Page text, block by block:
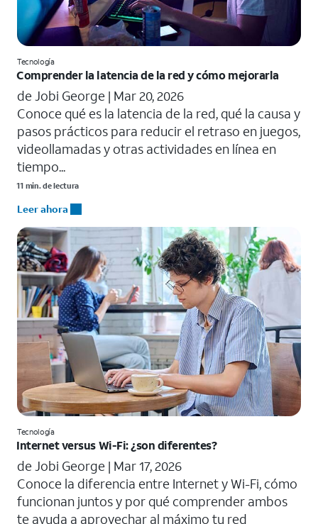
Tecnología
Comprender la latencia de la red y cómo mejorarla
de Jobi George | Mar 20, 2026
Conoce qué es la latencia de la red, qué la causa y
pasos prácticos para reducir el retraso en juegos,
videollamadas y otras actividades en línea en
tiempo...
11 min. de lectura
Leer ahora
Tecnología
Internet versus Wi-Fi: ¿son diferentes?
de Jobi George | Mar 17, 2026
Conoce la diferencia entre Internet y Wi-Fi, cómo
funcionan juntos y por qué comprender ambos
te ayuda a aprovechar al máximo tu red